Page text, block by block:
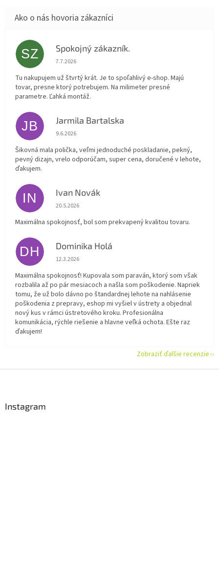
SZ Spokojný zákazník.
Hodnotenie obchodu je 5 z 5 hviezdičiek.
7.7.2026
Tu nakupujem už štvrtý krát. Je to spoľahlivý e-shop. Majú
tovar, presne ktorý potrebujem. Na milimeter presné
parametre. Ľahká montáž.
JB Jarmila Bartalska
Hodnotenie obchodu je 5 z 5 hviezdičiek.
9.6.2026
Šikovná mala polička, veľmi jednoduché poskladanie, pekný,
pevný dizajn, vrelo odporúčam, super cena, doručené v lehote,
ďakujem.
IN Ivan Novák
Hodnotenie obchodu je 5 z 5 hviezdičiek.
20.5.2026
Maximálna spokojnosť, bol som prekvapený kvalitou tovaru.
DH Dominika Holá
Hodnotenie obchodu je 5 z 5 hviezdičiek.
12.3.2026
Maximálna spokojnosť! Kupovala som paraván, ktorý som však
rozbalila až po pár mesiacoch a našla som poškodenie. Napriek
tomu, že už bolo dávno po štandardnej lehote na nahlásenie
poškodenia z prepravy, eshop mi vyšiel v ústrety a objednal
nový kus v rámci ústretového kroku. Profesionálna
komunikácia, rýchle riešenie a hlavne veľká ochota. Ešte raz
ďakujem!
Zobraziť ďalšie recenzie
Instagram